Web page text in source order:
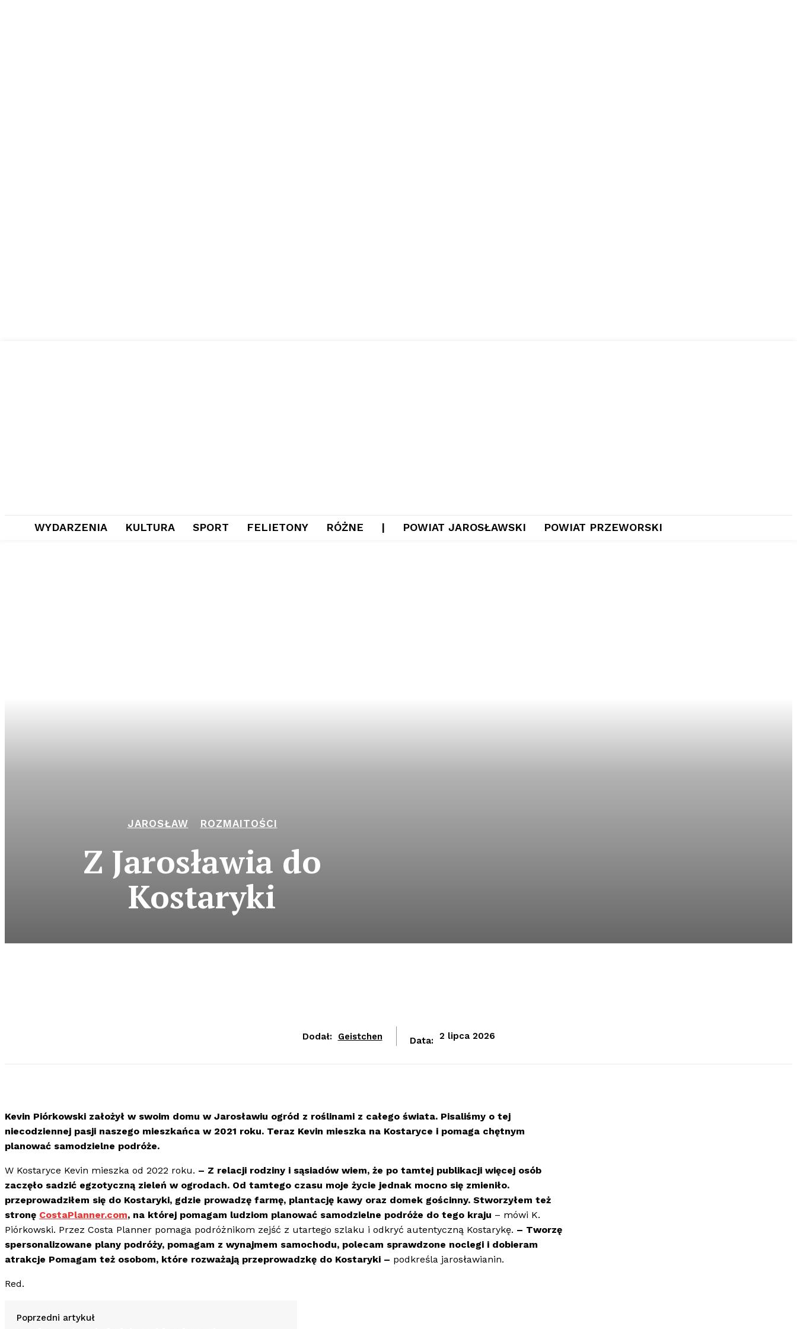
WYDARZENIA KULTURA SPORT FELIETONY RÓŻNE | POWIAT JAROSŁAWSKI POWIAT PRZEWORSKI
JAROSŁAW ROZMAITOŚCI
Z Jarosławia do
Kostaryki
Dodał: Geistchen Data: 2 lipca 2026
Kevin Piórkowski założył w swoim domu w Jarosławiu ogród z roślinami z całego świata. Pisaliśmy o tej
niecodziennej pasji naszego mieszkańca w 2021 roku. Teraz Kevin mieszka na Kostaryce i pomaga chętnym
planować samodzielne podróże.
W Kostaryce Kevin mieszka od 2022 roku. – Z relacji rodziny i sąsiadów wiem, że po tamtej publikacji więcej osób
zaczęło sadzić egzotyczną zieleń w ogrodach. Od tamtego czasu moje życie jednak mocno się zmieniło.
przeprowadziłem się do Kostaryki, gdzie prowadzę farmę, plantację kawy oraz domek gościnny. Stworzyłem też
stronę CostaPlanner.com, na której pomagam ludziom planować samodzielne podróże do tego kraju – mówi K.
Piórkowski. Przez Costa Planner pomaga podróżnikom zejść z utartego szlaku i odkryć autentyczną Kostarykę. – Tworzę
spersonalizowane plany podróży, pomagam z wynajmem samochodu, polecam sprawdzone noclegi i dobieram
atrakcje Pomagam też osobom, które rozważają przeprowadzkę do Kostaryki – podkreśla jarosławianin.
Red.
Poprzedni artykuł